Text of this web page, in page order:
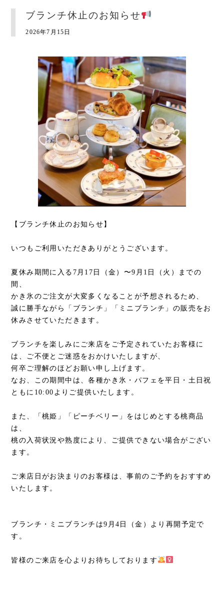
ブランチ休止のお知らせ
2026年7月15日
【ブランチ休止のお知らせ】
いつもご利用いただきありがとうございます。
夏休み期間に入る7月17日（金）〜9月1日（火）までの
間、
かき氷のご注文が大変多くなることが予想されるため、
誠に勝手ながら「ブランチ」「ミニブランチ」の販売をお
休みさせていただきます。
ブランチを楽しみにご来店をご予定されていたお客様に
は、ご不便とご迷惑をおかけいたしますが、
何卒ご理解のほどお願い申し上げます。
なお、この期間中は、各種かき氷・パフェを平日・土日祝
ともに10:00よりご提供いたします。
また、「桃姫」「ピーチベリー」をはじめとする桃商品
は、
桃の入荷状況や熟度により、ご提供できない場合がござい
ます。
ご来店日がお決まりのお客様は、事前のご予約をおすすめ
いたします。
ブランチ・ミニブランチは9月4日（金）より再開予定で
す。
皆様のご来店を心よりお待ちしております